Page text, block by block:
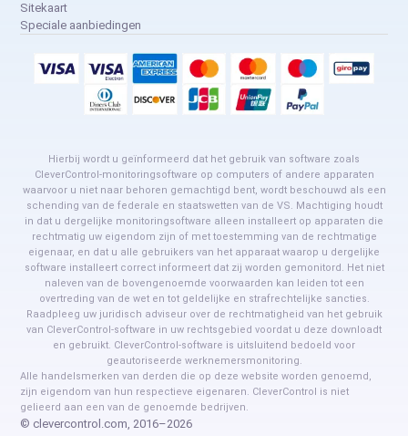
Sitekaart
Speciale aanbiedingen
Hierbij wordt u geïnformeerd dat het gebruik van software zoals
CleverControl-monitoringsoftware op computers of andere apparaten
waarvoor u niet naar behoren gemachtigd bent, wordt beschouwd als een
schending van de federale en staatswetten van de VS. Machtiging houdt
in dat u dergelijke monitoringsoftware alleen installeert op apparaten die
rechtmatig uw eigendom zijn of met toestemming van de rechtmatige
eigenaar, en dat u alle gebruikers van het apparaat waarop u dergelijke
software installeert correct informeert dat zij worden gemonitord. Het niet
naleven van de bovengenoemde voorwaarden kan leiden tot een
overtreding van de wet en tot geldelijke en strafrechtelijke sancties.
Raadpleeg uw juridisch adviseur over de rechtmatigheid van het gebruik
van CleverControl-software in uw rechtsgebied voordat u deze downloadt
en gebruikt. CleverControl-software is uitsluitend bedoeld voor
geautoriseerde werknemersmonitoring.
Alle handelsmerken van derden die op deze website worden genoemd,
zijn eigendom van hun respectieve eigenaren. CleverControl is niet
gelieerd aan een van de genoemde bedrijven.
© clevercontrol.com, 2016–2026